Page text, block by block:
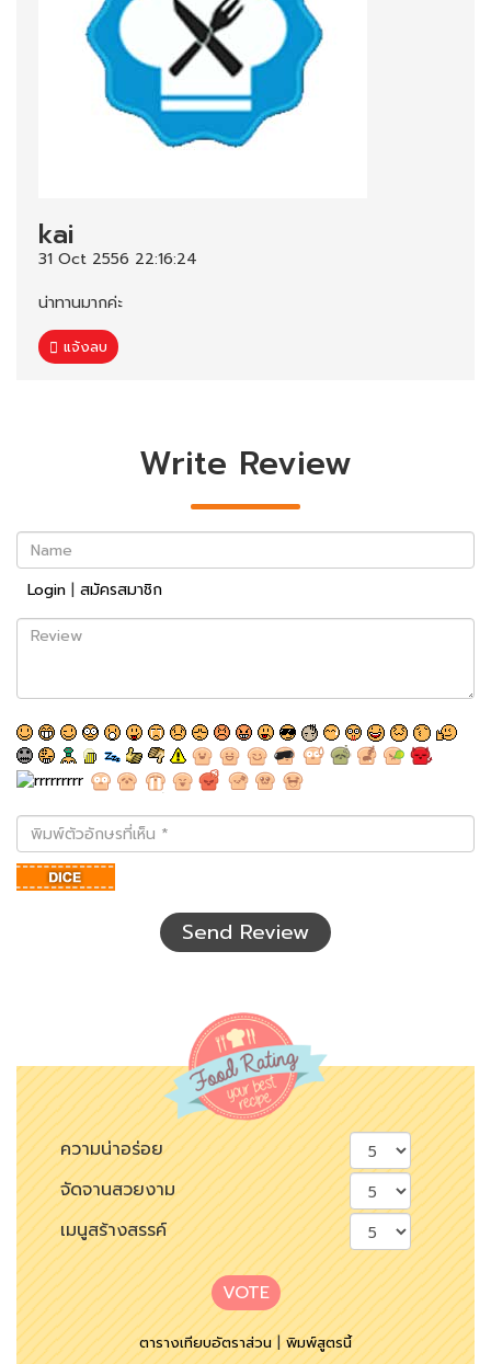
kai
31 Oct 2556 22:16:24
น่าทานมากค่ะ
แจ้งลบ
Write Review
Name
Login | สมัครสมาชิก
Review
พิมพ์
ตัว
อักษร
ที่
Send Review
ความน่าอร่อย
จัดจานสวยงาม
เมนูสร้างสรรค์
VOTE
ตารางเทียบอัตราส่วน|พิมพ์สูตรนี้